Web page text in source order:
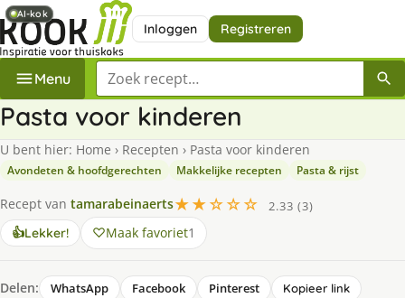
Inloggen Registreren
Menu Zoek een recept
Pasta voor kinderen
U bent hier: Home › Recepten › Pasta voor kinderen
Avondeten & hoofdgerechten Makkelijke recepten Pasta & rijst
Recept van tamarabeinaerts★★☆☆☆
2.33 (3)
👍Lekker! Maak favoriet1
Delen: WhatsApp Facebook Pinterest
Kopieer link
AI-kok
AI-kok